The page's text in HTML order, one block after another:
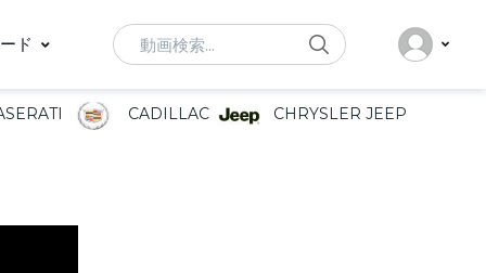
ド Search
CADILLAC CHRYSLER JEEP